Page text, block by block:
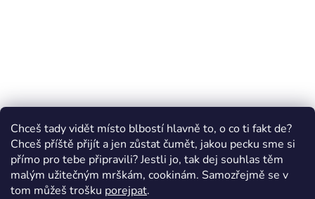
Chceš tady vidět místo blbostí hlavně to, o co ti fakt de?
Chceš příště přijít a jen zůstat čumět, jakou pecku sme si
přímo pro tebe připravili? Jestli jo, tak dej souhlas těm
malým užitečným mrškám, cookinám. Samozřejmě se v
tom můžeš trošku porejpat.